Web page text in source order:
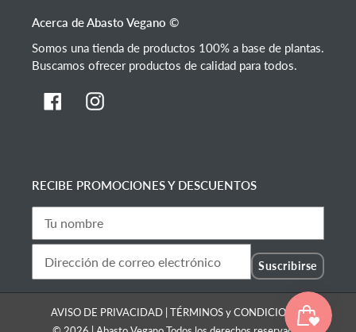
Acerca de Abasto Vegano ©
Somos una tienda de productos 100% a base de plantas.
Buscamos ofrecer productos de calidad para todos.
FacebookInstagram
RECIBE PROMOCIONES Y DESCUENTOS
Suscribirse
AVISO DE PRIVACIDAD TÉRMINOS y CONDICIONES